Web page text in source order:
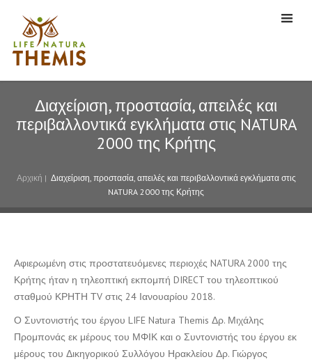
Διαχείριση, προστασία, απειλές και
περιβαλλοντικά εγκλήματα στις NATURA
2000 της Κρήτης
Αρχική | Διαχείριση, προστασία, απειλές και περιβαλλοντικά εγκλήματα στις
NATURA 2000 της Κρήτης
Αφιερωμένη στις προστατευόμενες περιοχές NATURA 2000 της
Κρήτης ήταν η τηλεοπτική εκπομπή DIRECT του τηλεοπτικού
σταθμού ΚΡΗΤΗ ΤV στις 24 Ιανουαρίου 2018.
Ο Συντονιστής του έργου LIFE Natura Themis Δρ. Μιχάλης
Προμπονάς εκ μέρους του ΜΦΙΚ και ο Συντονιστής του έργου εκ
μέρους του Δικηγορικού Συλλόγου Ηρακλείου Δρ. Γιώργος